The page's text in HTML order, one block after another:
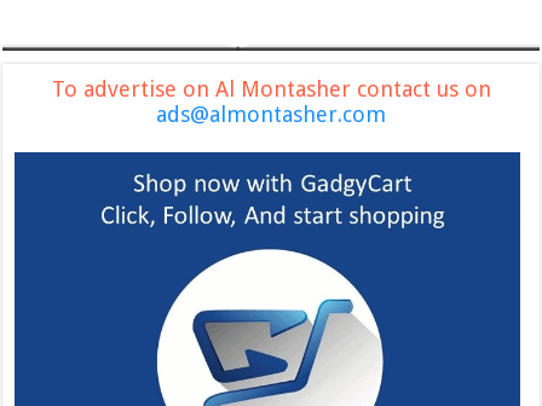
To advertise on Al Montasher contact us on
ads@almontasher.com